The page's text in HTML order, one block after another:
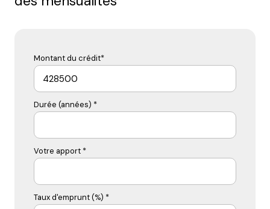
Montant du crédit*
Durée (années) *
Votre apport *
Taux d'emprunt (%) *